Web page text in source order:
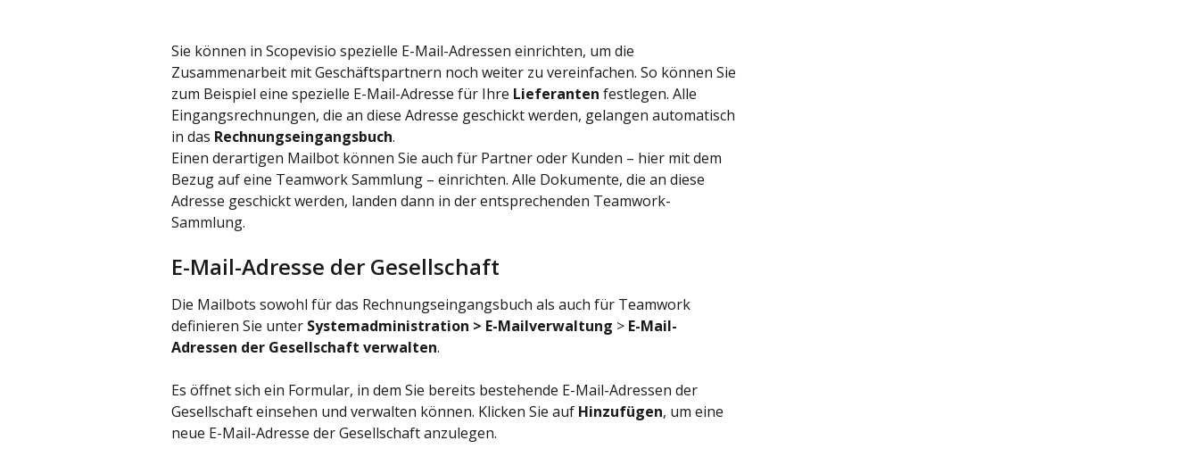
Sie können in Scopevisio spezielle E-Mail-Adressen einrichten, um die
Zusammenarbeit mit Geschäftspartnern noch weiter zu vereinfachen. So können Sie
zum Beispiel eine spezielle E-Mail-Adresse für Ihre Lieferanten festlegen. Alle
Eingangsrechnungen, die an diese Adresse geschickt werden, gelangen automatisch
in das Rechnungseingangsbuch.
Einen derartigen Mailbot können Sie auch für Partner oder Kunden – hier mit dem
Bezug auf eine Teamwork Sammlung – einrichten. Alle Dokumente, die an diese
Adresse geschickt werden, landen dann in der entsprechenden Teamwork-
Sammlung.
E-Mail-Adresse der Gesellschaft
Die Mailbots sowohl für das Rechnungseingangsbuch als auch für Teamwork
definieren Sie unter Systemadministration > E-Mailverwaltung > E-Mail-
Adressen der Gesellschaft verwalten.
Es öffnet sich ein Formular, in dem Sie bereits bestehende E-Mail-Adressen der
Gesellschaft einsehen und verwalten können. Klicken Sie auf Hinzufügen, um eine
neue E-Mail-Adresse der Gesellschaft anzulegen.